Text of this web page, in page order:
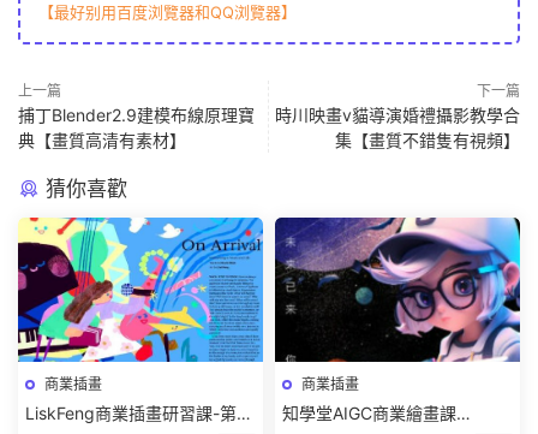
【最好别用百度浏覽器和QQ浏覽器】
上一篇
捕丁Blender2.9建模布線原理寶
典【畫質高清有素材】
下一篇
時川映畫v貓導演婚禮攝影教學合
集【畫質不錯隻有視頻】
猜你喜歡
商業插畫
LiskFeng商業插畫研習課-第3
商業插畫
知學堂AIGC商業繪畫課